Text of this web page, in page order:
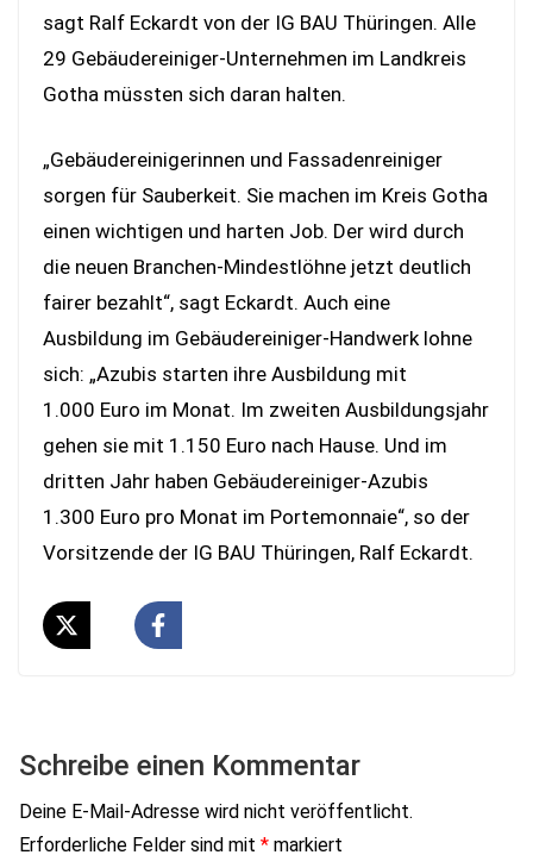
sagt Ralf Eckardt von der IG BAU Thüringen. Alle
29 Gebäudereiniger-Unternehmen im Landkreis
Gotha müssten sich daran halten.
„Gebäudereinigerinnen und Fassadenreiniger
sorgen für Sauberkeit. Sie machen im Kreis Gotha
einen wichtigen und harten Job. Der wird durch
die neuen Branchen-Mindestlöhne jetzt deutlich
fairer bezahlt“, sagt Eckardt. Auch eine
Ausbildung im Gebäudereiniger-Handwerk lohne
sich: „Azubis starten ihre Ausbildung mit
1.000 Euro im Monat. Im zweiten Ausbildungsjahr
gehen sie mit 1.150 Euro nach Hause. Und im
dritten Jahr haben Gebäudereiniger-Azubis
1.300 Euro pro Monat im Portemonnaie“, so der
Vorsitzende der IG BAU Thüringen, Ralf Eckardt.
Schreibe einen Kommentar
Deine E-Mail-Adresse wird nicht veröffentlicht.
Erforderliche Felder sind mit * markiert